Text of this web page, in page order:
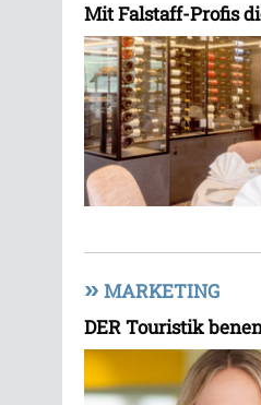
Mit Falstaff-Profis
» MARKETING
DER Touristik